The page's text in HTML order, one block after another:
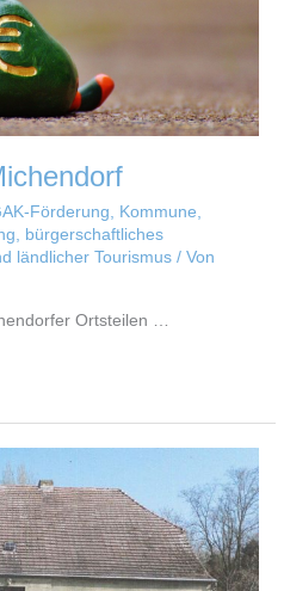
Förderung, Kommune,
bürgerschaftliches
ländlicher Tourismus / Von
Ortsteilen …